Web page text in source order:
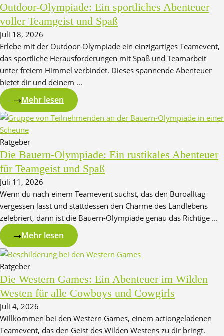
Outdoor-Olympiade: Ein sportliches Abenteuer
voller Teamgeist und Spaß
Juli 18, 2026
Erlebe mit der Outdoor-Olympiade ein einzigartiges Teamevent,
das sportliche Herausforderungen mit Spaß und Teamarbeit
unter freiem Himmel verbindet. Dieses spannende Abenteuer
bietet dir und deinem ...
Mehr lesen
Ratgeber
Die Bauern-Olympiade: Ein rustikales Abenteuer
für Teamgeist und Spaß
Juli 11, 2026
Wenn du nach einem Teamevent suchst, das den Büroalltag
vergessen lässt und stattdessen den Charme des Landlebens
zelebriert, dann ist die Bauern-Olympiade genau das Richtige ...
Mehr lesen
Ratgeber
Die Western Games: Ein Abenteuer im Wilden
Westen für alle Cowboys und Cowgirls
Juli 4, 2026
Willkommen bei den Western Games, einem actiongeladenen
Teamevent, das den Geist des Wilden Westens zu dir bringt.